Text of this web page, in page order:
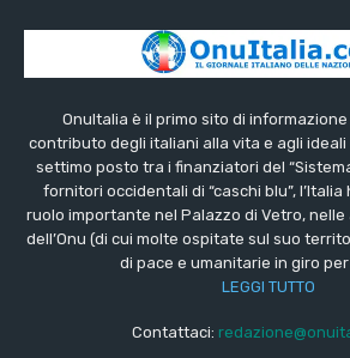
OnuItalia è il primo sito di
contributo degli italiani alla vita e agli ideali
settimo posto tra i finanziatori del
fornitori occidentali di “caschi blu”,
ruolo importante nel Palazzo di Vetro,
dell’Onu (di cui molte ospitate sul suo
di pace e umanitarie in giro per
LEGGI TUTTO
Contattaci: